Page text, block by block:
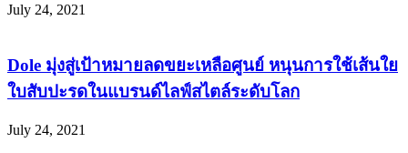
July 24, 2021
Dole มุ่งสู่เป้าหมายลดขยะเหลือศูนย์ หนุนการใช้เส้นใย
ใบสับปะรดในแบรนด์ไลฟ์สไตล์ระดับโลก
July 24, 2021